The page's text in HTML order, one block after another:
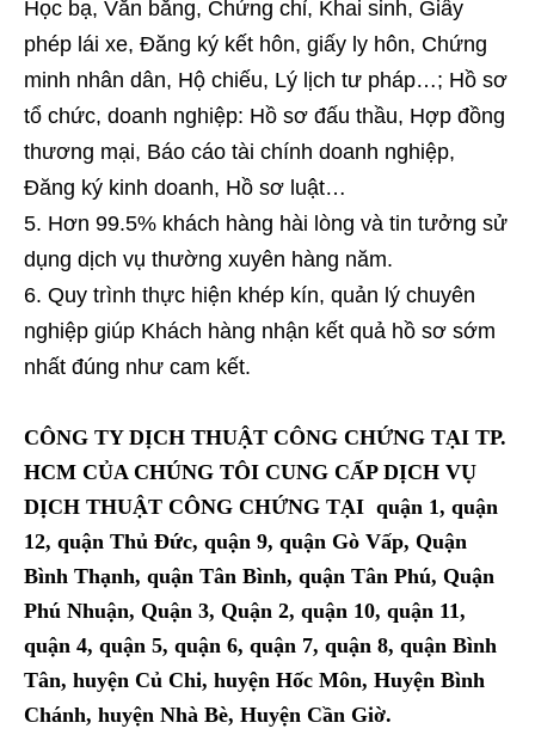
Học bạ, Văn bằng, Chứng chỉ, Khai sinh, Giấy
phép lái xe, Đăng ký kết hôn, giấy ly hôn, Chứng
minh nhân dân, Hộ chiếu, Lý lịch tư pháp…; Hồ sơ
tổ chức, doanh nghiệp: Hồ sơ đấu thầu, Hợp đồng
thương mại, Báo cáo tài chính doanh nghiệp,
Đăng ký kinh doanh, Hồ sơ luật…
Hơn 99.5% khách hàng hài lòng và tin tưởng sử
dụng dịch vụ thường xuyên hàng năm.
Quy trình thực hiện khép kín, quản lý chuyên
nghiệp giúp Khách hàng nhận kết quả hồ sơ sớm
nhất đúng như cam kết.
CÔNG TY DỊCH THUẬT CÔNG CHỨNG TẠI TP.
HCM CỦA CHÚNG TÔI CUNG CẤP DỊCH VỤ
DỊCH THUẬT CÔNG CHỨNG TẠI quận 1, quận
12, quận Thủ Đức, quận 9, quận Gò Vấp, Quận
Bình Thạnh, quận Tân Bình, quận Tân Phú, Quận
Phú Nhuận, Quận 3, Quận 2, quận 10, quận 11,
quận 4, quận 5, quận 6, quận 7, quận 8, quận Bình
Tân, huyện Củ Chi, huyện Hốc Môn, Huyện Bình
Chánh, huyện Nhà Bè, Huyện Cần Giờ.